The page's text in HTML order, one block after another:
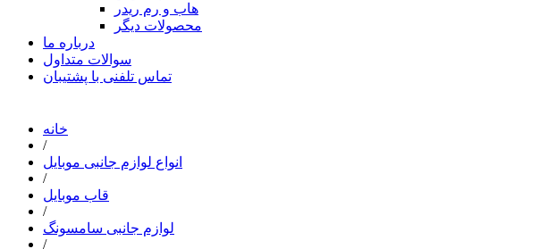
هاب و رم ریدر
محصولات دیگر
درباره ما
سوالات متداول
تماس تلفنی با پشتیبان
خانه
/
انواع لوازم جانبی موبایل
/
قاب موبایل
/
لوازم جانبی سامسونگ
/